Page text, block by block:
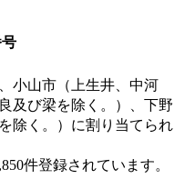
小山市（上生井、中河
及び梁を除く。）、下野
除く。） に割り当てられ
件登録されています。